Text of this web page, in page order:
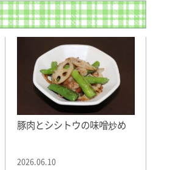
豚肉とシシトウの味噌炒め
2026.06.10